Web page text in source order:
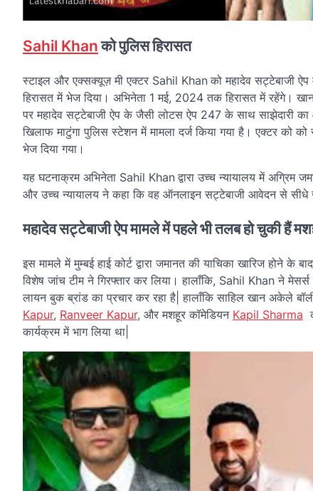
Sahil Khanको पुलिस हिरासत
स्टाइल और एक्सक्यूज़ मी एक्टर Sahil Khan को महादेव सट्टेबाजी
हिरासत में भेज दिया। अभिनेता 1 मई, 2024 तक हिरासत में रहेंगे।
पर महादेव सट्टेबाजी ऐप के जैसी लोटस ऐप 247 के साथ साझेदारी
खिलाफ माटुंगा पुलिस स्टेशन में मामला दर्ज किया गया है। एक्टर को
भेज दिया गया।
यह घटनाक्रम अभिनेता Sahil Khan द्वारा उच्च न्यायालय में अग्रिम
और उच्च न्यायालय ने कहा कि वह ऑनलाइन सट्टेबाजी आवेदन से सीधे
महादेव सट्टेबाजी ऐप मामले में पहले भी तलब हो चुकी हैं
इस मामले में मुम्बई हाई कोर्ट द्वारा जमानत की याचिका खारिज
विशेष जांच टीम ने गिरफ्तार कर लिया। हालाँकि, Sahil Khan ने
लायन बुक ब्रांड का प्रचार कर रहा है| हालाँकि साहिल खान अकेले
Kapur, Ranveer Kapur, और मशहूर कॉमेडियन Kapil Sharma
कार्यक्रम में भाग लिया था|